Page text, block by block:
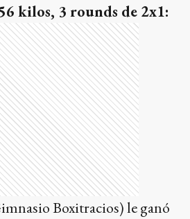
kilos, 3 rounds de 2x1:
Boxitracios) le ganó